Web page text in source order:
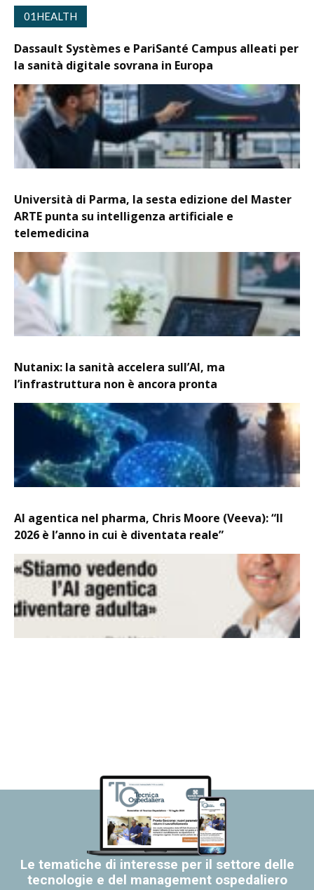
01HEALTH
Dassault Systèmes e PariSanté Campus alleati per
la sanità digitale sovrana in Europa
Università di Parma, la sesta edizione del Master
ARTE punta su intelligenza artificiale e
telemedicina
Nutanix: la sanità accelera sull’AI, ma
l’infrastruttura non è ancora pronta
AI agentica nel pharma, Chris Moore (Veeva): “Il
2026 è l’anno in cui è diventata reale”
Le tematiche di interesse per il settore delle
tecnologie e del management ospedaliero